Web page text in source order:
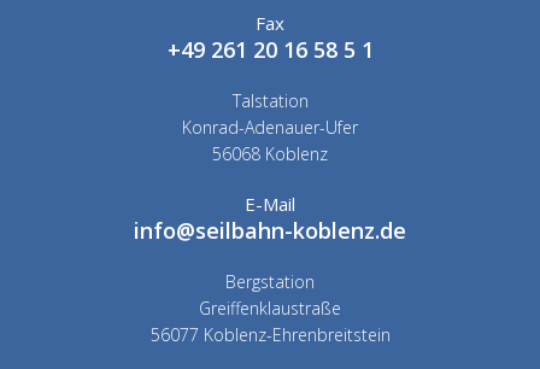
Fax
+49 261 20 16 58 5 1
Talstation
Konrad-Adenauer-Ufer
56068 Koblenz
E-Mail
info@seilbahn-koblenz.de
Bergstation
Greiffenklaustraße
56077 Koblenz-Ehrenbreitstein